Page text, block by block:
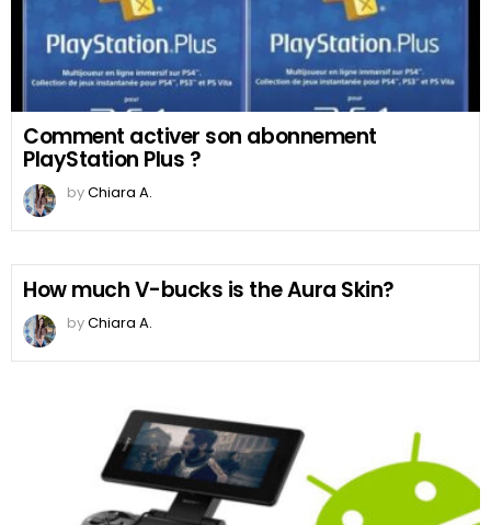
Comment activer son abonnement
PlayStation Plus ?
byChiara A.
How much V-bucks is the Aura Skin?
byChiara A.